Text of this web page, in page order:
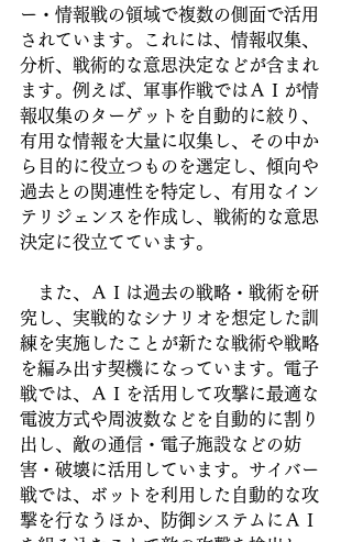
ー・情報戦の領域で複数の側面で活用
されています。これには、情報収集、
分析、戦術的な意思決定などが含まれ
ます。例えば、軍事作戦ではＡＩが情
報収集のターゲットを自動的に絞り、
有用な情報を大量に収集し、その中か
ら目的に役立つものを選定し、傾向や
過去との関連性を特定し、有用なイン
テリジェンスを作成し、戦術的な意思
決定に役立てています。
また、ＡＩは過去の戦略・戦術を研
究し、実戦的なシナリオを想定した訓
練を実施したことが新たな戦術や戦略
を編み出す契機になっています。電子
戦では、ＡＩを活用して攻撃に最適な
電波方式や周波数などを自動的に割り
出し、敵の通信・電子施設などの妨
害・破壊に活用しています。サイバー
戦では、ボットを利用した自動的な攻
撃を行なうほか、防御システムにＡＩ